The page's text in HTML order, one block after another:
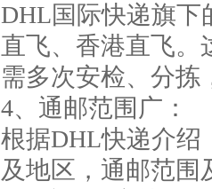
DHL国际快递旗下
直飞、香港直飞。
需多次安检、分拣
4、通邮范围广：
根据DHL快递介绍
及地区，通邮范围